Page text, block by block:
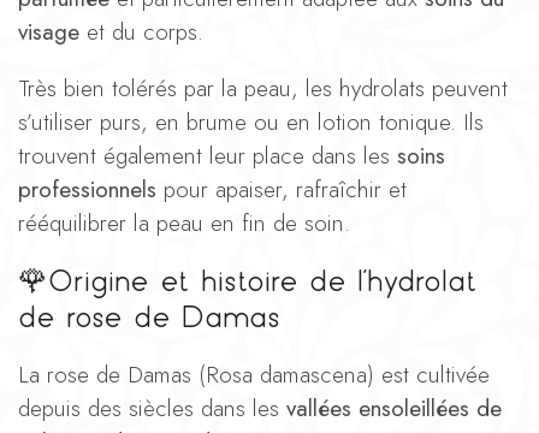
visage et du corps.
Très bien tolérés par la peau, les hydrolats peuvent
s’utiliser purs, en brume ou en lotion tonique. Ils
trouvent également leur place dans les soins
professionnels pour apaiser, rafraîchir et
rééquilibrer la peau en fin de soin.
🌹Origine et histoire de l’hydrolat
de rose de Damas
La rose de Damas (Rosa damascena) est cultivée
depuis des siècles dans les vallées ensoleillées de